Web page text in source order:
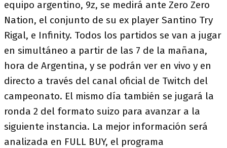
equipo argentino, 9z, se medirá ante Zero Zero
Nation, el conjunto de su ex player Santino Try
Rigal, e Infinity. Todos los partidos se van a jugar
en simultáneo a partir de las 7 de la mañana,
hora de Argentina, y se podrán ver en vivo y en
directo a través del canal oficial de Twitch del
campeonato. El mismo día también se jugará la
ronda 2 del formato suizo para avanzar a la
siguiente instancia. La mejor información será
analizada en FULL BUY, el programa